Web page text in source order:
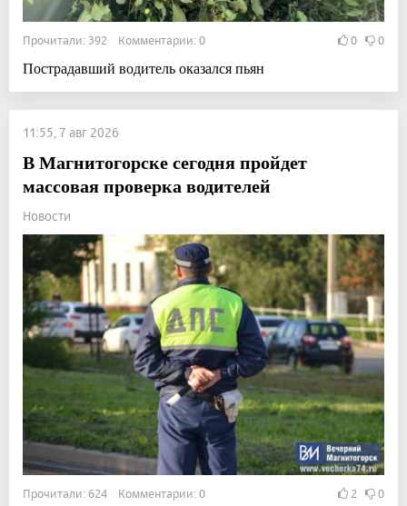
Прочитали: 392 Комментарии: 0 0 0
Пострадавший водитель оказался пьян
11:55, 7 авг 2026
В Магнитогорске сегодня пройдет
массовая проверка водителей
Новости
Прочитали: 624 Комментарии: 0 2 0